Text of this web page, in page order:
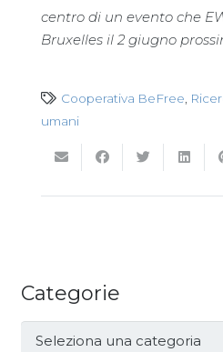
centro di un evento che
Bruxelles il 2 giugno
Cooperativa BeFree,
umani
Categorie
Categorie